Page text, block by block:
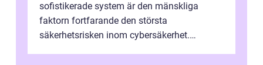
sofistikerade system är den mänskliga
faktorn fortfarande den största
säkerhetsrisken inom cybersäkerhet.